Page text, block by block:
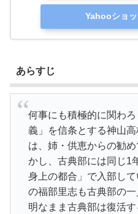
Yahooショ
あらすじ
何事にも積極的に関わ
義」を信条とする神山
は、姉・供恵からの勧
かし、古典部には同じ1
身上の都合」で入部し
の福部里志も古典部の
明なまま古典部は復活